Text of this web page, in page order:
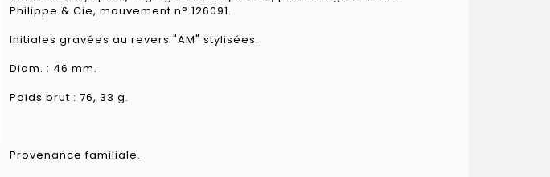
Philippe & Cie, mouvement n° 126091.
Initiales gravées au revers "AM" stylisées.
Diam. : 46 mm.
Poids brut : 76, 33 g.
Provenance familiale.